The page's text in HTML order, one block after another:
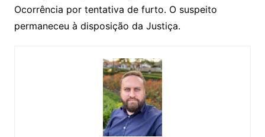
Ocorrência por tentativa de furto. O suspeito
permaneceu à disposição da Justiça.